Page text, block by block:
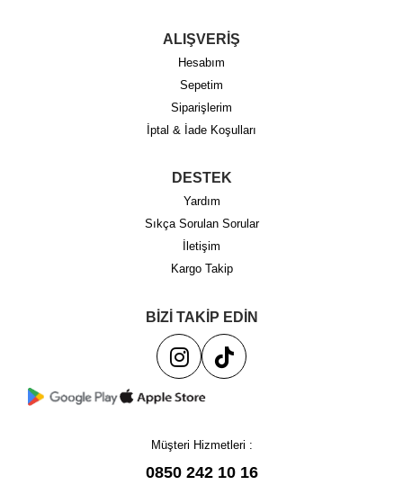
ALIŞVERİŞ
Hesabım
Sepetim
Siparişlerim
İptal & İade Koşulları
DESTEK
Yardım
Sıkça Sorulan Sorular
İletişim
Kargo Takip
BİZİ TAKİP EDİN
Müşteri Hizmetleri :
0850 242 10 16